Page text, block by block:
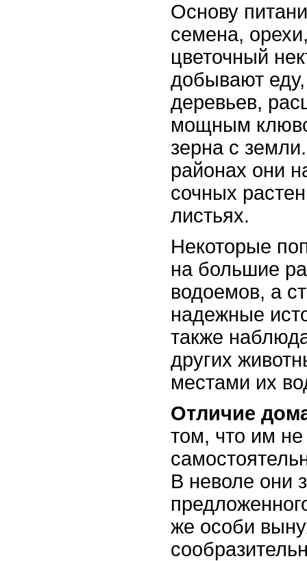
Основу
семена,
цветочный
добывают
деревьев,
мощным
зерна с
районах они
сочных
листьях.
Некоторые
на большие
водоемов, а
надежные
также
других
местами их
Отличие
том, что им
В неволе они
же особи